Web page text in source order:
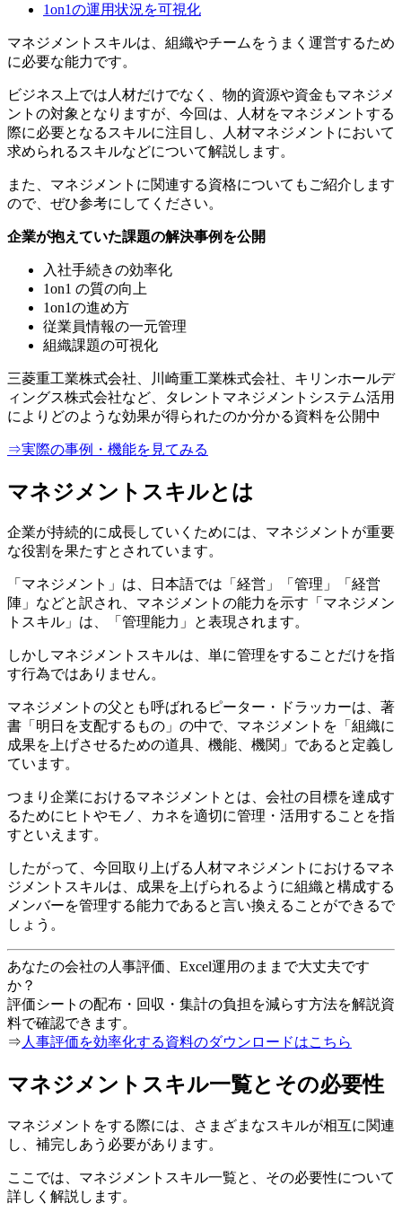
1on1の運用状況を可視化
マネジメントスキルは、組織やチームをうまく運営するため
に必要な能力です。
ビジネス上では人材だけでなく、物的資源や資金もマネジメ
ントの対象となりますが、今回は、人材をマネジメントする
際に必要となるスキルに注目し、人材マネジメントにおいて
求められるスキルなどについて解説します。
また、マネジメントに関連する資格についてもご紹介します
ので、ぜひ参考にしてください。
企業が抱えていた課題の解決事例を公開
入社手続きの効率化
1on1 の質の向上
1on1の進め方
従業員情報の一元管理
組織課題の可視化
三菱重工業株式会社、川崎重工業株式会社、キリンホールデ
ィングス株式会社など、タレントマネジメントシステム活用
によりどのような効果が得られたのか分かる資料を公開中
⇒実際の事例・機能を見てみる
マネジメントスキルとは
企業が持続的に成長していくためには、マネジメントが重要
な役割を果たすとされています。
「マネジメント」は、日本語では「経営」「管理」「経営
陣」などと訳され、マネジメントの能力を示す「マネジメン
トスキル」は、「管理能力」と表現されます。
しかしマネジメントスキルは、単に管理をすることだけを指
す行為ではありません。
マネジメントの父とも呼ばれるピーター・ドラッカーは、著
書「明日を支配するもの」の中で、マネジメントを「組織に
成果を上げさせるための道具、機能、機関」であると定義し
ています。
つまり企業におけるマネジメントとは、会社の目標を達成す
るためにヒトやモノ、カネを適切に管理・活用することを指
すといえます。
したがって、今回取り上げる人材マネジメントにおけるマネ
ジメントスキルは、成果を上げられるように組織と構成する
メンバーを管理する能力であると言い換えることができるで
しょう。
あなたの会社の人事評価、Excel運用のままで大丈夫です
か？
評価シートの配布・回収・集計の負担を減らす方法を解説資
料で確認できます。
⇒人事評価を効率化する資料のダウンロードはこちら
マネジメントスキル一覧とその必要性
マネジメントをする際には、さまざまなスキルが相互に関連
し、補完しあう必要があります。
ここでは、マネジメントスキル一覧と、その必要性について
詳しく解説します。